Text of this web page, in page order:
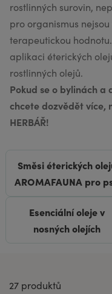
rostlinných surovin,
pro organismus
terapeutickou
aplikaci éterických
rostlinných olejů.
Pokud se o bylinách
chcete dozvědět více,
HERBÁŘ!
Směsi éterických
AROMAFAUNA pro
Esenciální oleje v
nosných olejích
27 produktů